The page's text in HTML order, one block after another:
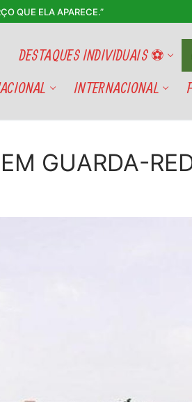
QUE ELA APARECE.”
DESTAQUES INDIVIDUAIS ⚽
INTERNACIONAL
GUARDA-